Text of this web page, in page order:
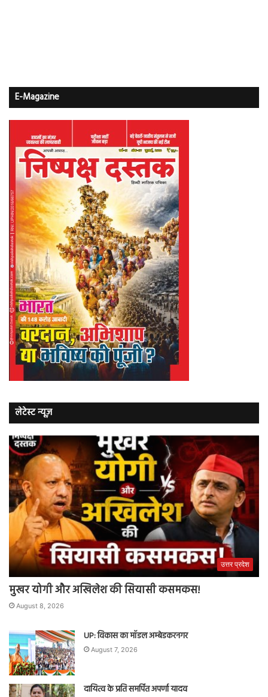
E-Magazine
लेटेस्ट न्यूज़
उत्तर प्रदेश
मुखर योगी और अखिलेश की सियासी कसमकस!
August 8, 2026
UP: विकास का मॉडल अम्बेडकरनगर
August 7, 2026
दायित्व के प्रति समर्पित अपर्णा यादव